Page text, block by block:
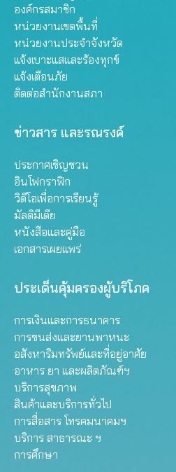
องค์กรสมาชิก
หน่วยงานเขตพื้นที่
หน่วยงานประจำจังหวัด
แจ้งเบาะแสและร้องทุกข์
แจ้งเตือนภัย
ติดต่อสำนักงานสภา
ข่าวสาร และรณรงค์
ประกาศเชิญชวน
อินโฟกราฟิก
วิดีโอเพื่อการเรียนรู้
มัลติมีเดีย
หนังสือและคู่มือ
เอกสารเผยแพร่
ประเด็นคุ้มครองผู้บริโภค
การเงินและการธนาคาร
การขนส่งและยานพาหนะ
อสังหาริมทรัพย์และที่อยู่อาศัย
อาหาร ยา และผลิตภัณฑ์ฯ
บริการสุขภาพ
สินค้าและบริการทั่วไป
การสื่อสาร โทรคมนาคมฯ
บริการ สาธารณะ ฯ
การศึกษา